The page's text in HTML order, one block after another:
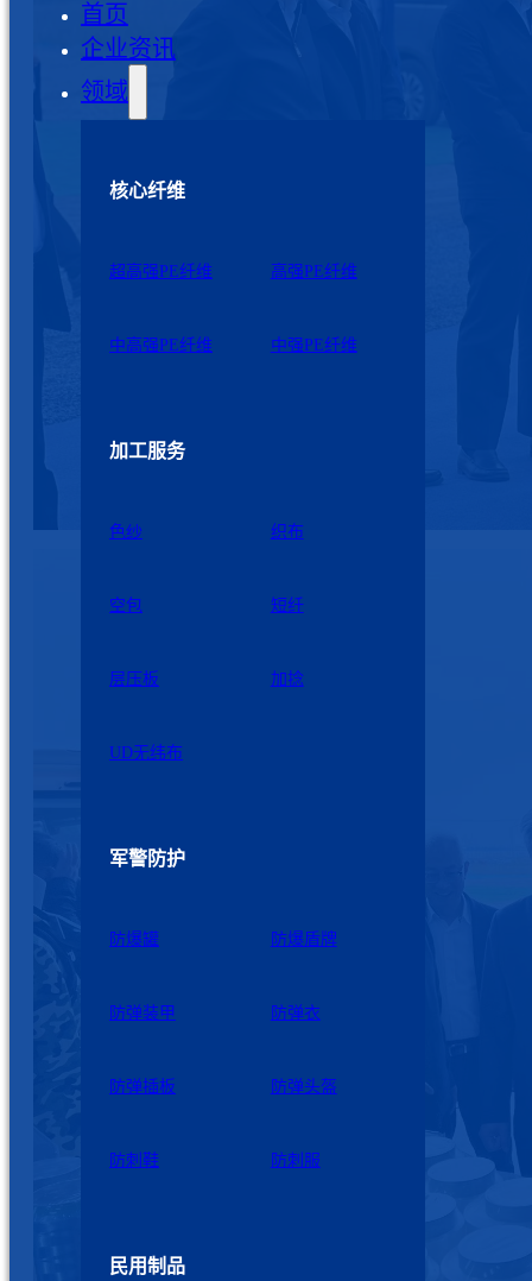
首页
企业资讯
领域
核心纤维
超高强PE纤维 高强PE纤维
中高强PE纤维 中强PE纤维
加工服务
色纱 织布
空包 短纤
层压板 加捻
UD无纬布
军警防护
防爆罐 防爆盾牌
防弹装甲 防弹衣
防弹插板 防弹头盔
防刺鞋 防刺服
民用制品